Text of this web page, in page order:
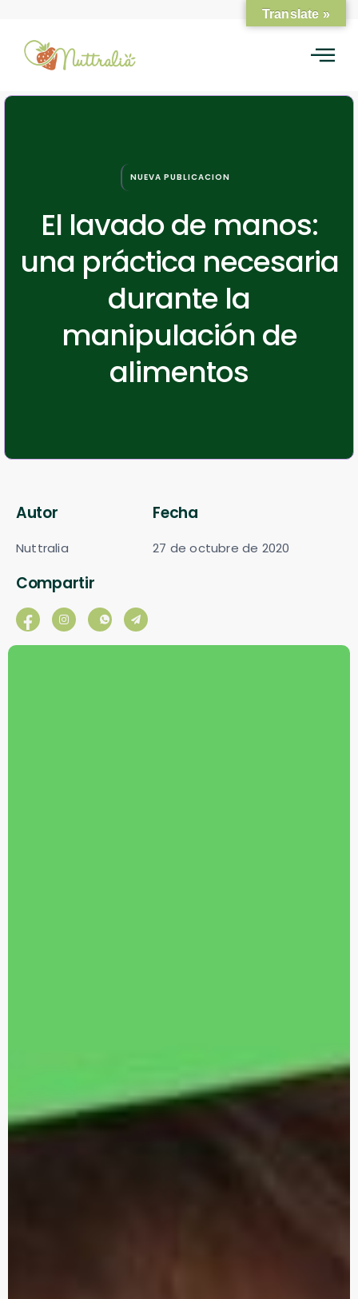
NUEVA PUBLICACION
El lavado de manos:
una práctica necesaria
durante la
manipulación de
alimentos
Autor
Nuttralia
Fecha
27 de octubre de 2020
Compartir
Translate »